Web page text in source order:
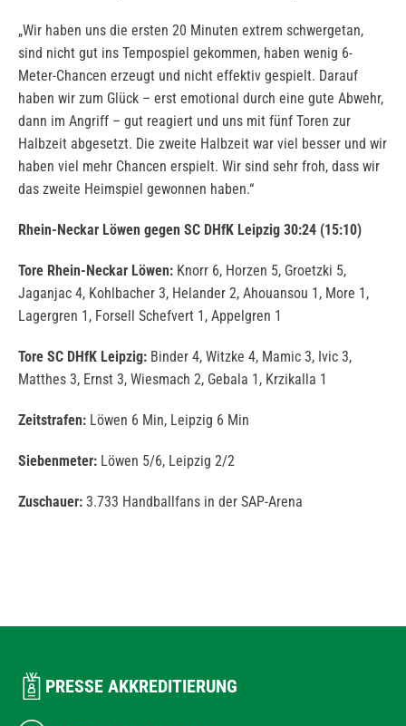
„Wir haben uns die ersten 20 Minuten extrem schwergetan,
sind nicht gut ins Tempospiel gekommen, haben wenig 6-
Meter-Chancen erzeugt und nicht effektiv gespielt. Darauf
haben wir zum Glück – erst emotional durch eine gute Abwehr,
dann im Angriff – gut reagiert und uns mit fünf Toren zur
Halbzeit abgesetzt. Die zweite Halbzeit war viel besser und wir
haben viel mehr Chancen erspielt. Wir sind sehr froh, dass wir
das zweite Heimspiel gewonnen haben.“
Rhein-Neckar Löwen gegen SC DHfK Leipzig 30:24 (15:10)
Tore Rhein-Neckar Löwen: Knorr 6, Horzen 5, Groetzki 5,
Jaganjac 4, Kohlbacher 3, Helander 2, Ahouansou 1, More 1,
Lagergren 1, Forsell Schefvert 1, Appelgren 1
Tore SC DHfK Leipzig: Binder 4, Witzke 4, Mamic 3, Ivic 3,
Matthes 3, Ernst 3, Wiesmach 2, Gebala 1, Krzikalla 1
Zeitstrafen: Löwen 6 Min, Leipzig 6 Min
Siebenmeter: Löwen 5/6, Leipzig 2/2
Zuschauer: 3.733 Handballfans in der SAP-Arena
PRESSE AKKREDITIERUNG